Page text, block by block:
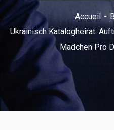
Accueil
Ukrainisch Katalogheirat:
Mädchen Pro